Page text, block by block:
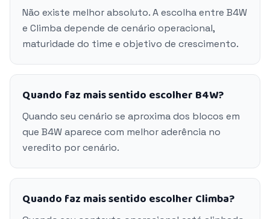
Não existe melhor absoluto. A escolha entre B4W
e Climba depende de cenário operacional,
maturidade do time e objetivo de crescimento.
Quando faz mais sentido escolher B4W?
Quando seu cenário se aproxima dos blocos em
que B4W aparece com melhor aderência no
veredito por cenário.
Quando faz mais sentido escolher Climba?